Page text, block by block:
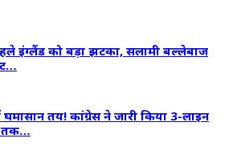
इंग्लैंड को बड़ा झटका, सलामी बल्लेबाज
तय! कांग्रेस ने जारी किया 3-लाइन
तक…